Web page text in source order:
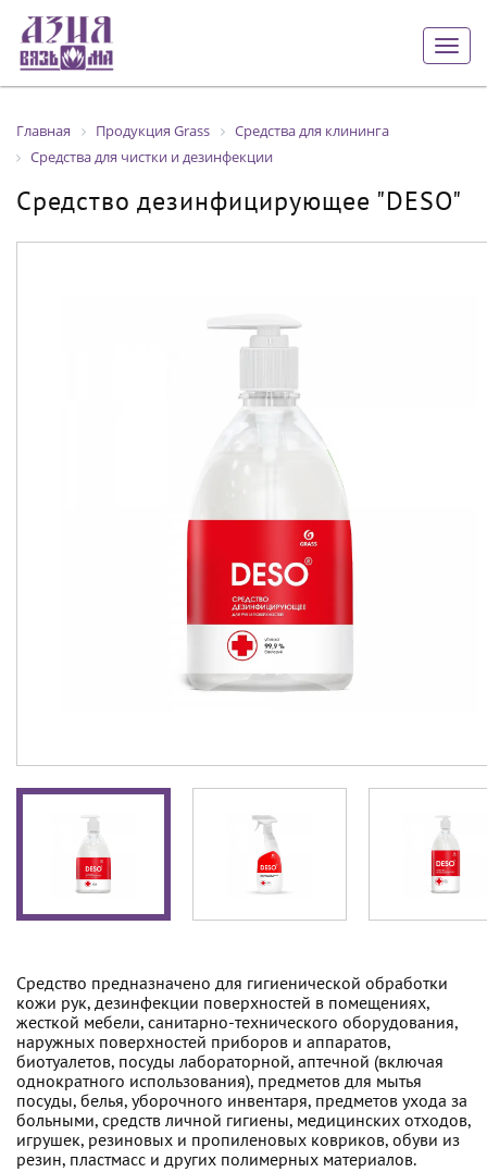
Главная Продукция Grass
Средства для клининга
Средства для чистки и дезинфекции
Средство дезинфицирующее "DESO"
Средство предназначено для гигиенической обработки
кожи рук, дезинфекции поверхностей в помещениях,
жесткой мебели, санитарно-технического оборудования,
наружных поверхностей приборов и аппаратов,
биотуалетов, посуды лабораторной, аптечной (включая
однократного использования), предметов для мытья
посуды, белья, уборочного инвентаря, предметов ухода за
больными, средств личной гигиены, медицинских отходов,
игрушек, резиновых и пропиленовых ковриков, обуви из
резин, пластмасс и других полимерных материалов.